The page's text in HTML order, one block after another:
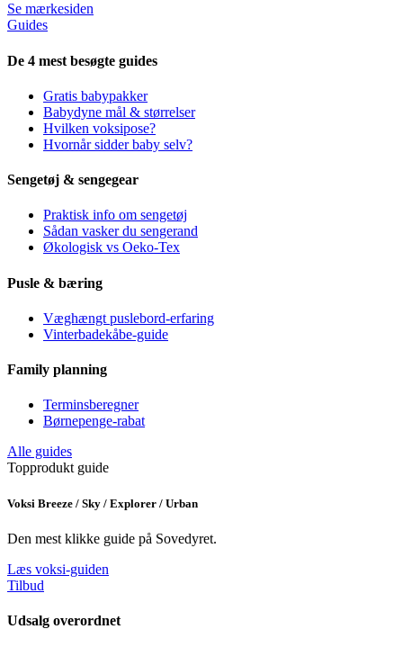
Se mærkesiden
Guides
De 4 mest besøgte guides
Gratis babypakker
Babydyne mål & størrelser
Hvilken voksipose?
Hvornår sidder baby selv?
Sengetøj & sengegear
Praktisk info om sengetøj
Sådan vasker du sengerand
Økologisk vs Oeko-Tex
Pusle & bæring
Væghængt puslebord-erfaring
Vinterbadekåbe-guide
Family planning
Terminsberegner
Børnepenge-rabat
Alle guides
Topprodukt guide
Voksi Breeze / Sky / Explorer / Urban
Den mest klikke guide på Sovedyret.
Læs voksi-guiden
Tilbud
Udsalg overordnet